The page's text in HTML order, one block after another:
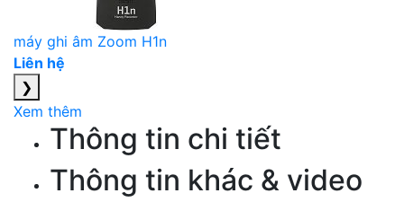
máy ghi âm Zoom H1n
Liên hệ
❯
Xem thêm
Thông tin chi tiết
Thông tin khác & video